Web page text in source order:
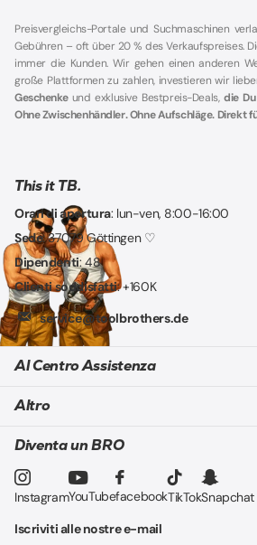
Preisvergleichs-Portale und Suchmaschinen
Gebühren – oft über 20 % des Verkaufspreises.
immer die Kunden. Wir gehen einen anderen
große Plattformen zu zahlen, investieren wir
Geschenkeund exklusive Bestpreis-Deals, die
Ohne Zwischenhändler. Ohne Aufschläge. Direkt
This it TB.
Orari di apertura: lun-ven, 8:00-16:00
Sede: 37079 Göttingen ♡
Dipendenti: 48
Clienti soddisfatti: +160K
service@toolbrothers.de
Al Centro Assistenza
Altro
Diventa un BRO
InstagramYouTubefacebookTikTokSnapchat
Iscriviti alle nostre e-mail